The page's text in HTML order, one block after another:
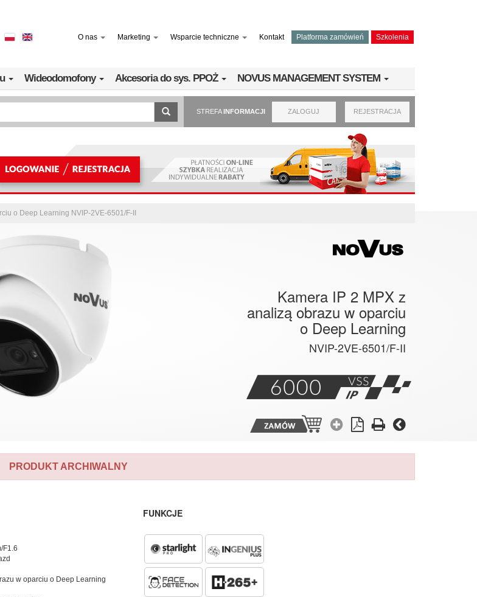
O nas Marketing Wsparcie techniczne Kontakt Platforma zamówień Szkolenia
Wideodomofony Akcesoria do sys. PPOŻ NOVUS MANAGEMENT SYSTEM
STREFAINFORMACJI ZALOGUJ REJESTRACJA
o Deep Learning NVIP-2VE-6501/F-II
Kamera IP 2 MPX z
analizą obrazu w oparciu
o Deep Learning
NVIP-2VE-6501/F-II
PRODUKT ARCHIWALNY
F1.6
w oparciu o Deep Learning
FUNKCJE